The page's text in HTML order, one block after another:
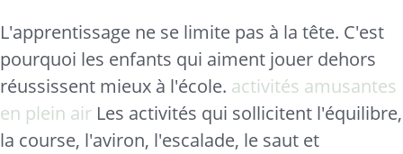
L'apprentissage ne se limite pas à la tête. C'est
pourquoi les enfants qui aiment jouer dehors
réussissent mieux à l'école. activités amusantes
en plein air Les activités qui sollicitent l'équilibre,
la course, l'aviron, l'escalade, le saut et